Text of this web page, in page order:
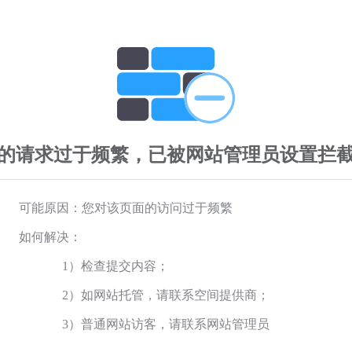
请求过于频繁，已被网站管理员设置拦
可能原因：您对该页面的访问过于频繁
如何解决：
1）检查提交内容；
2）如网站托管，请联系空间提供商；
3）普通网站访客，请联系网站管理员